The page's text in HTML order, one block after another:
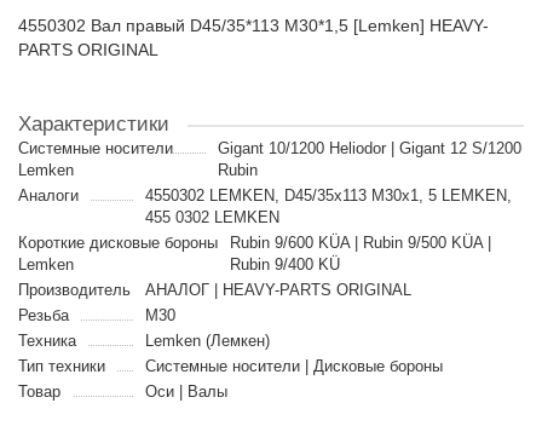
4550302 Вал правый D45/35*113 M30*1,5 [Lemken] HEAVY-
PARTS ORIGINAL
Характеристики
Cистемные носители
Lemken
Gigant 10/1200 Heliodor | Gigant 12 S/1200
Rubin
Аналоги
4550302 LEMKEN, D45/35x113 M30x1, 5 LEMKEN,
455 0302 LEMKEN
Короткие дисковые бороны
Lemken
Rubin 9/600 KÜA | Rubin 9/500 KÜA |
Rubin 9/400 KÜ
Производитель
АНАЛОГ | HEAVY-PARTS ORIGINAL
Резьба
M30
Техника
Lemken (Лемкен)
Тип техники
Cистемные носители | Дисковые бороны
Товар
Оси | Валы